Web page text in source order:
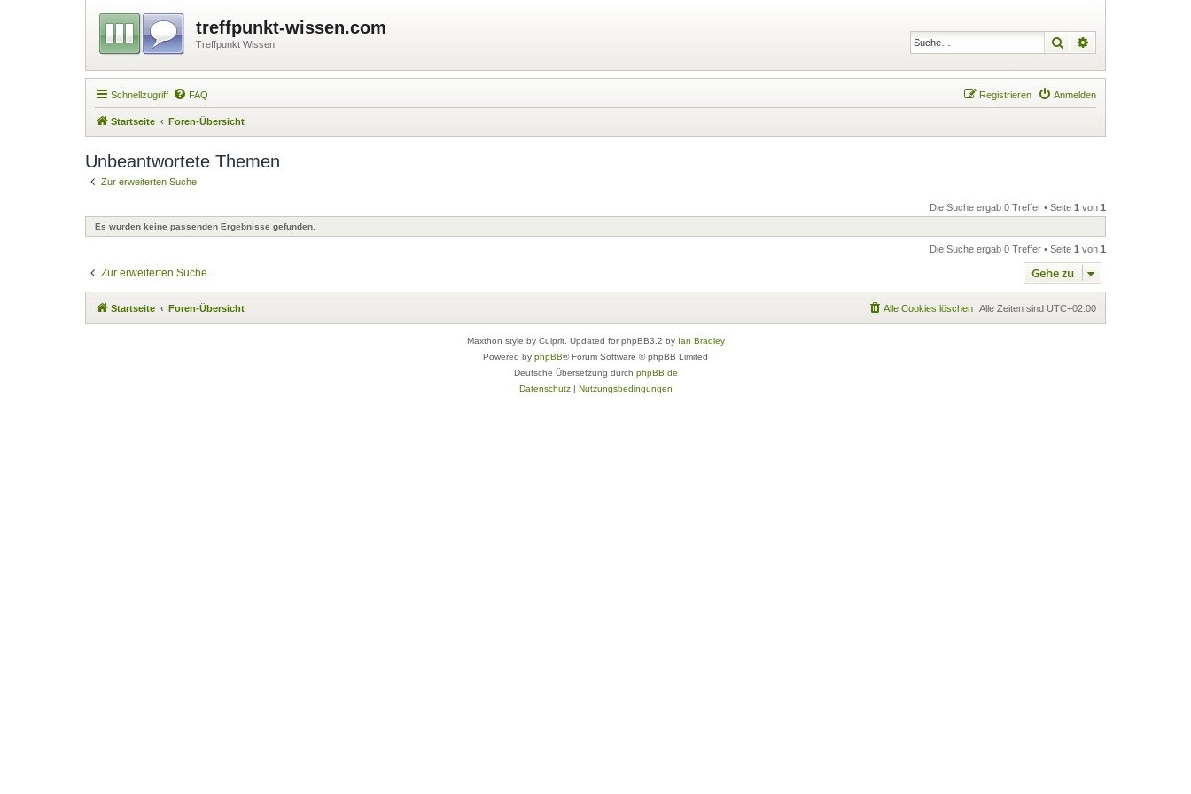
treffpunkt-wissen.com
Treffpunkt Wissen Suche
Schnellzugriff FAQ Anmelden
Registrieren
Startseite Foren-Übersicht
Unbeantwortete Themen
Zur erweiterten Suche
Die Suche ergab 0 Treffer • Seite 1 von 1
Es wurden keine passenden Ergebnisse gefunden.
Die Suche ergab 0 Treffer • Seite 1 von 1
Zur erweiterten Suche Gehe zu
Startseite Foren-Übersicht Alle Zeiten sind UTC+02:00
Alle Cookies löschen
Maxthon style by Culprit. Updated for phpBB3.2 by Ian Bradley
Powered by phpBB® Forum Software © phpBB Limited
Deutsche Übersetzung durch phpBB.de
Datenschutz| Nutzungsbedingungen